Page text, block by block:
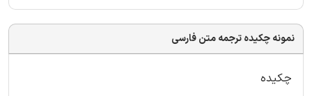
نمونه چکیده ترجمه متن فارسی
چکیده